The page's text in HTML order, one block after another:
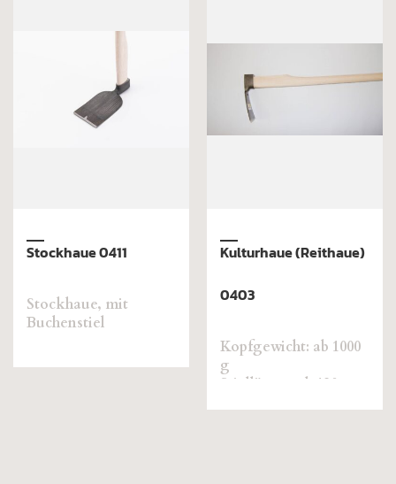
Stockhaue 0411
Stockhaue, mit
Buchenstiel
Kulturhaue (Reithaue)
0403
Kopfgewicht: ab 1000
g
Stiellänge: ab 120 cm